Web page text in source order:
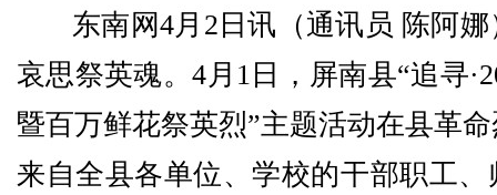
东南网4月2日讯（通讯员 陈阿
哀思祭英魂。4月1日，屏南县“追寻
暨百万鲜花祭英烈”主题活动在县革
来自全县各单位、学校的干部职工